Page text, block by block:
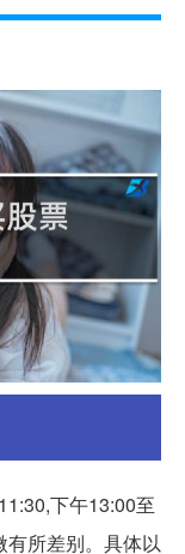
下午13:00至
所差别。具体以